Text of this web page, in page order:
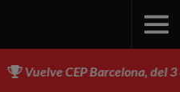
Vuelve CEP Barcelona, del 3 al